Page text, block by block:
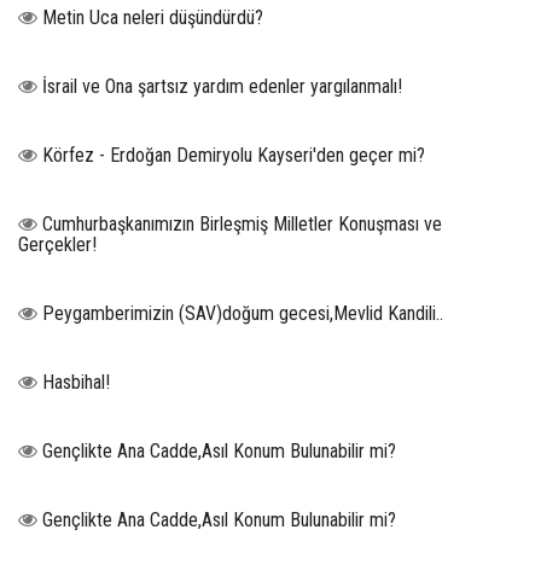
Metin Uca neleri düşündürdü?
İsrail ve Ona şartsız yardım edenler yargılanmalı!
Körfez - Erdoğan Demiryolu Kayseri'den geçer mi?
Cumhurbaşkanımızın Birleşmiş Milletler Konuşması ve
Gerçekler!
Peygamberimizin (SAV)doğum gecesi,Mevlid Kandili..
Hasbihal!
Gençlikte Ana Cadde,Asıl Konum Bulunabilir mi?
Gençlikte Ana Cadde,Asıl Konum Bulunabilir mi?